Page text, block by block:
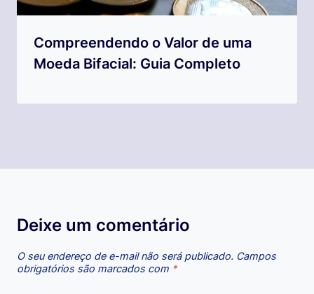
Compreendendo o Valor de uma
Moeda Bifacial: Guia Completo
Deixe um comentário
O seu endereço de e-mail não será publicado. Campos
obrigatórios são marcados com *